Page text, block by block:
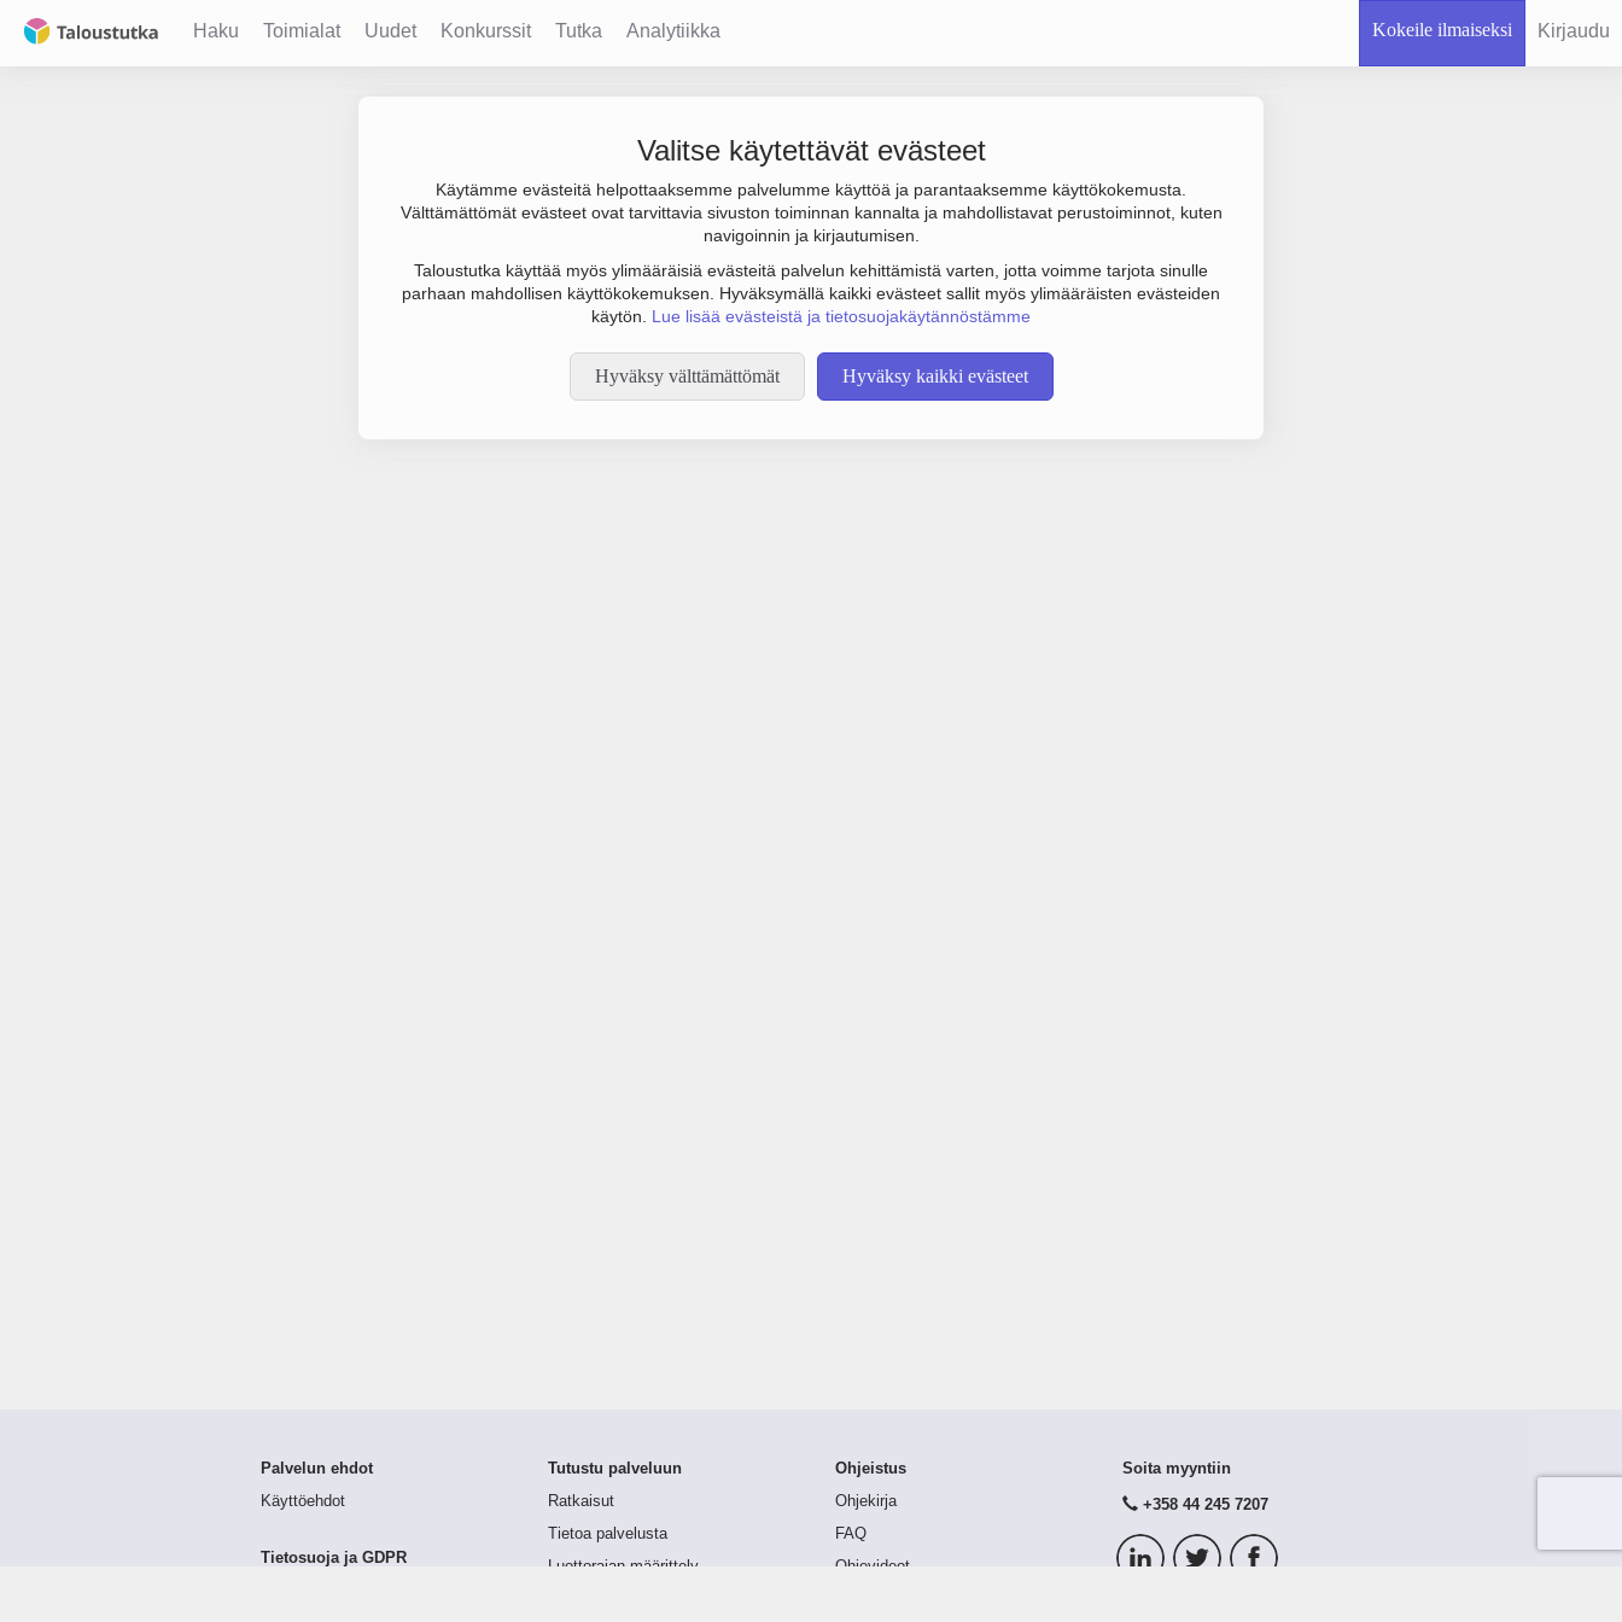
Haku Toimialat Uudet Konkurssit Tutka Analytiikka Kokeile ilmaiseksi Kirjaudu
Valitse käytettävät evästeet
Käytämme evästeitä helpottaaksemme palvelumme käyttöä ja parantaaksemme käyttökokemusta.
Välttämättömät evästeet ovat tarvittavia sivuston toiminnan kannalta ja mahdollistavat perustoiminnot, kuten
navigoinnin ja kirjautumisen.
Taloustutka käyttää myös ylimääräisiä evästeitä palvelun kehittämistä varten, jotta voimme tarjota sinulle
parhaan mahdollisen käyttökokemuksen. Hyväksymällä kaikki evästeet sallit myös ylimääräisten evästeiden
käytön. Lue lisää evästeistä ja tietosuojakäytännöstämme
Hyväksy välttämättömät Hyväksy kaikki evästeet
Joudumme käyttämään botinestovarmennusta sivustollamme. Suoritathan alla olevan varmistuksen.
Palvelun ehdot
Käyttöehdot
Tietosuoja ja GDPR
Tutustu palveluun
Ratkaisut
Tietoa palvelusta
Luottorajan määrittely
Ohjeistus
Ohjekirja
FAQ
Ohjevideot
Soita myyntiin
+358 44 245 7207